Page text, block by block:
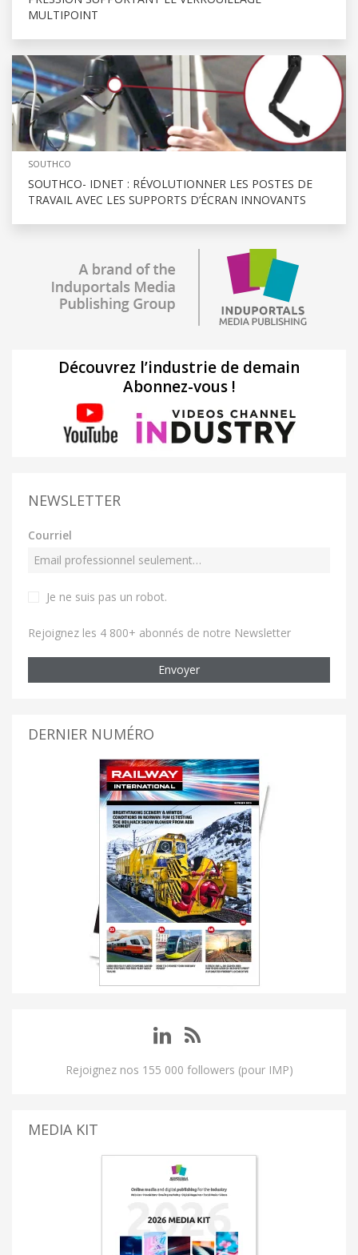
MULTIPOINT
SOUTHCO
SOUTHCO- IDNET : RÉVOLUTIONNER LES POSTES DE
TRAVAIL AVEC LES SUPPORTS D’ÉCRAN INNOVANTS
Découvrez l’industrie de demain
Abonnez-vous !
NEWSLETTER
Courriel
Je ne suis pas un robot.
Rejoignez les 4 800+ abonnés de notre Newsletter
Envoyer
DERNIER NUMÉRO
Rejoignez nos 155 000 followers (pour IMP)
MEDIA KIT